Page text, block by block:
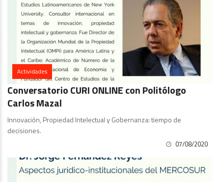
Actividades
Conversatorio CURI ONLINE con Politólogo
Carlos Mazal
Innovación, Propiedad Intelectual y Gobernanza: tiempo de
decisiones.
07/08/2020